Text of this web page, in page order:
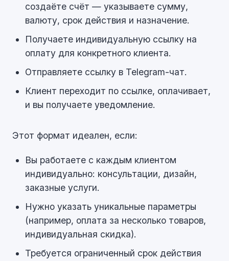
создаёте счёт — указываете сумму,
валюту, срок действия и назначение.
Получаете индивидуальную ссылку на
оплату для конкретного клиента.
Отправляете ссылку в Telegram-чат.
Клиент переходит по ссылке, оплачивает,
и вы получаете уведомление.
Этот формат идеален, если:
Вы работаете с каждым клиентом
индивидуально: консультации, дизайн,
заказные услуги.
Нужно указать уникальные параметры
(например, оплата за несколько товаров,
индивидуальная скидка).
Требуется ограниченный срок действия